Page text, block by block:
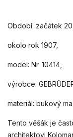
Období: začátek
okolo rok 1907,
model: Nr. 10414,
výrobce:
materiál: bukový
Tento věšák je
architektovi